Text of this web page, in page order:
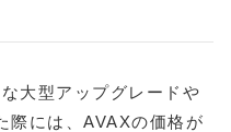
大型アップグレードや
際には、AVAXの価格が